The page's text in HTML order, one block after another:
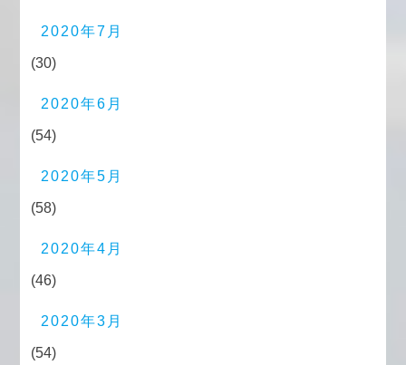
2020年7月
(30)
2020年6月
(54)
2020年5月
(58)
2020年4月
(46)
2020年3月
(54)